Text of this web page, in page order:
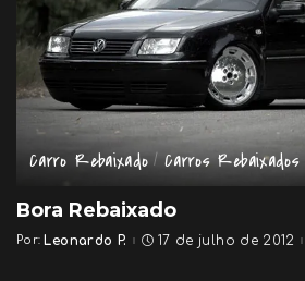
Carro Rebaixado Carros Rebaixados
Bora Rebaixado
Posted
Por: Leonardo P. 17 de julho de 2012